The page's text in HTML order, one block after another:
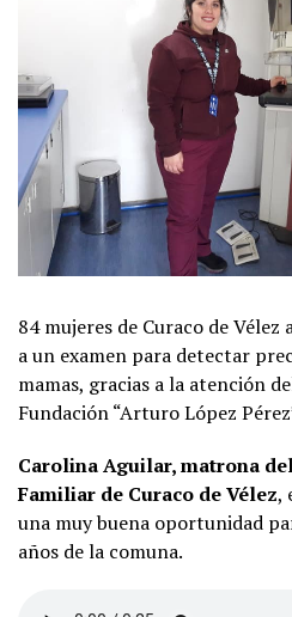
84 mujeres de Curaco de
a un examen para detectar
mamas, gracias a la atención
Fundación “Arturo López
Carolina Aguilar, matrona
Familiar de Curaco de Vélez,
una muy buena oportunidad
años de la comuna.